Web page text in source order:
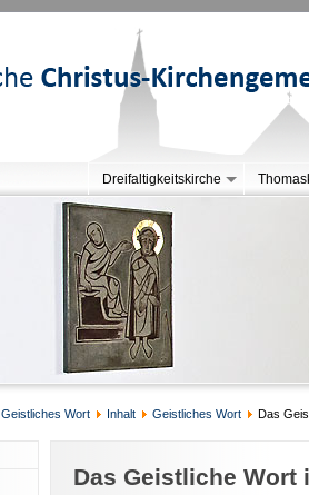
Dreifaltigkeitskirche
Geistliches Wort Inhalt Geistliches Wort Das
Das Geistliche Wort